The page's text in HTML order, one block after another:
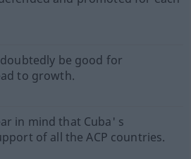
be good for
to growth.
in mind that Cuba' s
of all the ACP countries.